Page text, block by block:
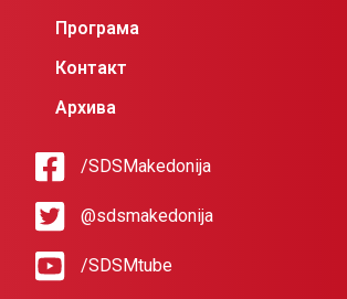
Програма
Контакт
Архива
/SDSMakedonija
@sdsmakedonija
/SDSMtube